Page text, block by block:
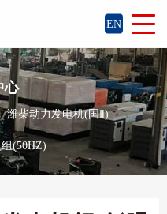
EN
心
潍柴动力发电机(国Ⅱ) -
(50HZ)